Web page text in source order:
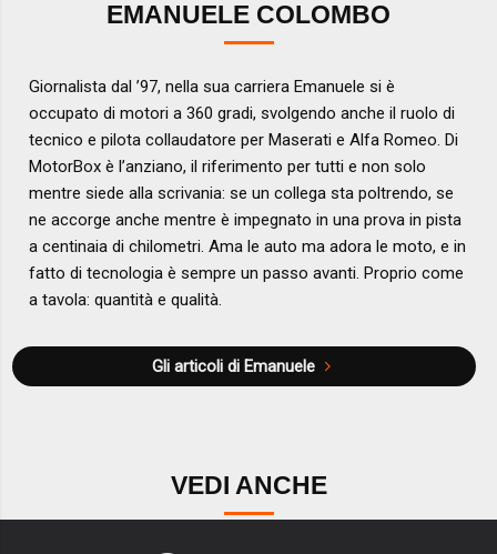
EMANUELE COLOMBO
Giornalista dal ’97, nella sua carriera Emanuele si è
occupato di motori a 360 gradi, svolgendo anche il ruolo di
tecnico e pilota collaudatore per Maserati e Alfa Romeo. Di
MotorBox è l’anziano, il riferimento per tutti e non solo
mentre siede alla scrivania: se un collega sta poltrendo, se
ne accorge anche mentre è impegnato in una prova in pista
a centinaia di chilometri. Ama le auto ma adora le moto, e in
fatto di tecnologia è sempre un passo avanti. Proprio come
a tavola: quantità e qualità.
Gli articoli di Emanuele
VEDI ANCHE